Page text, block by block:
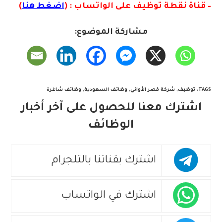
– قناة نقطة توظيف على الواتساب : (اضغط هنا)
مشاركة الموضوع:
TAGS
: توظيف, شركة قصر الأواني, وظائف السعودية, وظائف شاغرة
اشترك معنا للحصول على آخر أخبار
الوظائف
اشترك بقناتنا بالتلجرام
اشترك في الواتساب